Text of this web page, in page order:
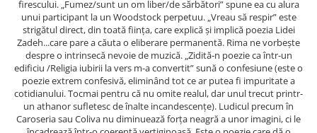
firescului. „Fumez/sunt un om liber/de sărbători” spune ea cu alura
unui participant la un Woodstock perpetuu. „Vreau să respir” este
strigătul direct, din toată ființa, care explică și implică poezia Lidei
Zadeh...care pare a căuta o eliberare permanentă. Rima ne vorbește
despre o intrinsecă nevoie de muzică. „Zidită-n poezie ca într-un
edificiu /Religia iubirii la vers m-a convertit” sună o confesiune (este o
poezie extrem confesivă, eliminând tot ce ar putea fi impuritate a
cotidianului. Tocmai pentru că nu omite realul, dar unul trecut printr-
un athanor sufletesc de înalte incandescențe). Ludicul precum în
Caroseria sau Coliva nu diminuează forța neagră a unor imagini, ci le